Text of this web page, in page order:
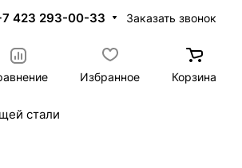
423 293-00-33 Заказать звонок
Избранное Корзина
стали